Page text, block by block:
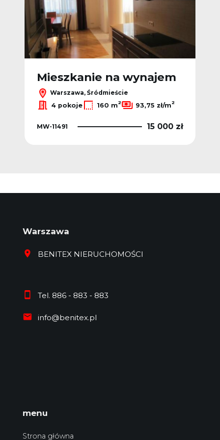
Mieszkanie na wynajem
Warszawa, Śródmieście
4 pokoje
160 m2 93,75 zł/m2
MW-11491 15 000 zł
Warszawa
BENITEX NIERUCHOMOŚCI
Tel. 886 - 883 - 883
info@benitex.pl
menu
Strona główna